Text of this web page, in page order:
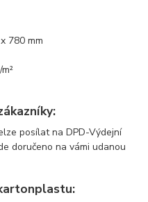
780 mm
posílat na DPD-Výdejní
doručeno na vámi udanou